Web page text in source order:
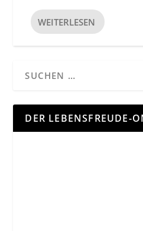
WEITERLESEN
DER LEBENSFREUDE-